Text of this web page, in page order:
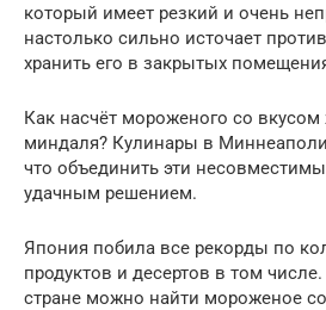
который имеет резкий и очень
настолько сильно источает
хранить его в закрытых
Как насчёт мороженого со вкусом
миндаля? Кулинары в
что объединить эти
удачным решением.
Япония побила все рекорды по
продуктов и десертов в том
стране можно найти мороженое